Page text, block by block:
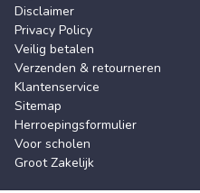
Disclaimer
Privacy Policy
Veilig betalen
Verzenden & retourneren
Klantenservice
Sitemap
Herroepingsformulier
Voor scholen
Groot Zakelijk